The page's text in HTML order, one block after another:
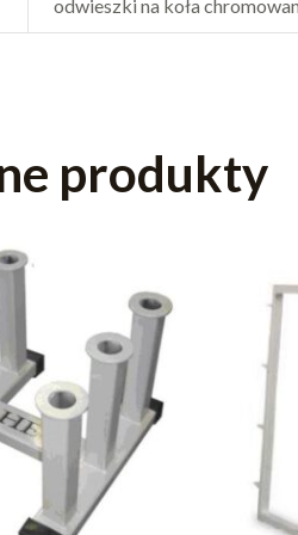
odwieszki na koła
produkty